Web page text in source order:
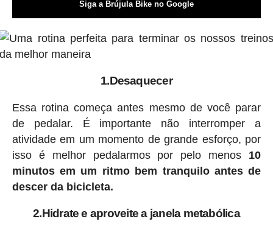
Siga a Brújula Bike no Google
1.Desaquecer
Essa rotina começa antes mesmo de você parar
de pedalar. É importante não interromper a
atividade em um momento de grande esforço, por
isso é melhor pedalarmos por pelo menos 10
minutos em um ritmo bem tranquilo antes de
descer da bicicleta.
2.Hidrate e aproveite a janela metabólica